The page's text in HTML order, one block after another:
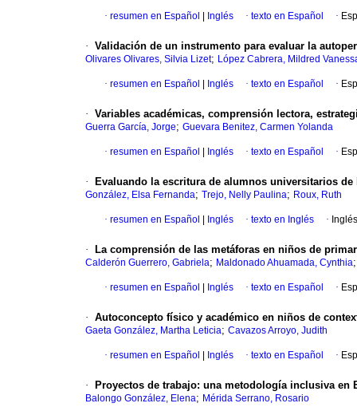
· resumen en Español Inglés · texto en Español ·
· Validación de un instrumento para evaluar la
Olivares Olivares, Silvia Lizet; López Cabrera, Mildred
· resumen en Español Inglés · texto en Español ·
· Variables académicas, comprensión lectora,
Guerra García, Jorge; Guevara Benitez, Carmen Yolanda
· resumen en Español Inglés · texto en Español ·
· Evaluando la escritura de alumnos universitarios
González, Elsa Fernanda; Trejo, Nelly Paulina; Roux, Ruth
· resumen en Español Inglés · texto en Inglés ·
· La comprensión de las metáforas en niños de
Calderón Guerrero, Gabriela; Maldonado Ahuamada, Cynthia
· resumen en Español Inglés · texto en Español ·
· Autoconcepto físico y académico en niños de
Gaeta González, Martha Leticia; Cavazos Arroyo, Judith
· resumen en Español Inglés · texto en Español ·
· Proyectos de trabajo: una metodología inclusiva en
Balongo González, Elena; Mérida Serrano, Rosario